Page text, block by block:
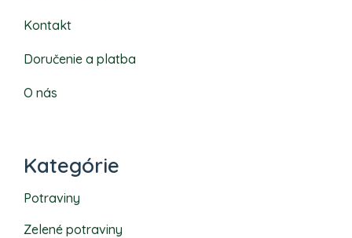
Kontakt
Doručenie a platba
O nás
Kategórie
Potraviny
Zelené potraviny